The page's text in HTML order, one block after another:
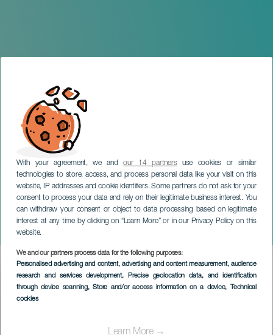
With your agreement, we andour 14 partnersuse cookies or similar
technologies to store, access, and process personal data like your visit on this
website, IP addresses and cookie identifiers. Some partners do not ask for your
consent to process your data and rely on their legitimate business interest. You
can withdraw your consent or object to data processing based on legitimate
interest at any time by clicking on “Learn More” or in our Privacy Policy on this
website.
We and our partners process data for the following purposes:
Personalised advertising and content, advertising and content measurement, audience
research and services development, Precise geolocation data, and identification
through device scanning, Store and/or access information on a device, Technical
cookies
Learn More →
Festival of Traditions: "5
Beautiful Reasons"
TENERIFE
Imagen
Listado